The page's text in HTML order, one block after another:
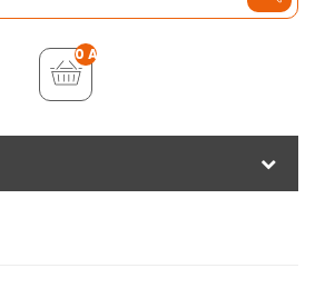
0 Artikel - €0,00